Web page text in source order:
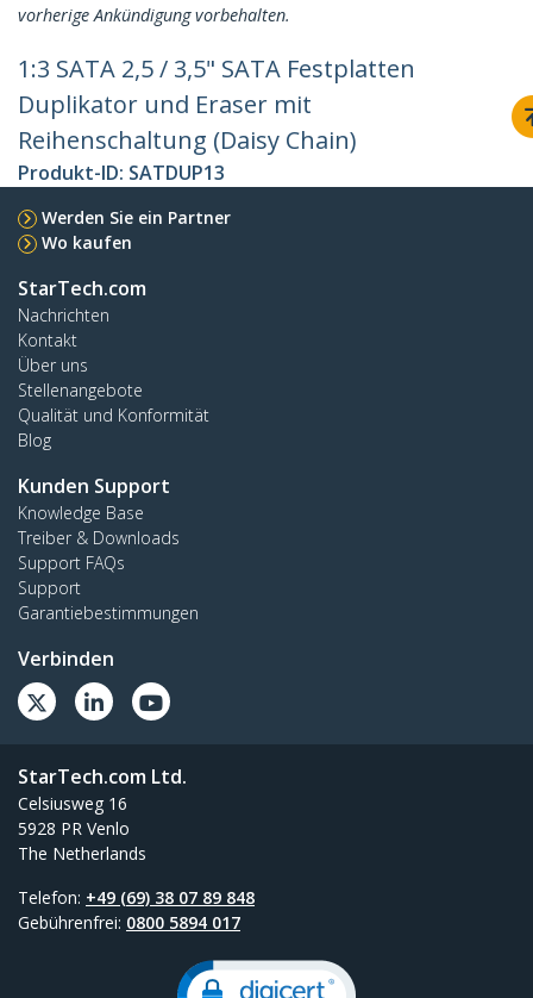
vorherige Ankündigung vorbehalten.
1:3 SATA 2,5 / 3,5" SATA Festplatten
Duplikator und Eraser mit
Reihenschaltung (Daisy Chain)
Produkt-ID: SATDUP13
Werden Sie ein Partner
Wo kaufen
StarTech.com
Nachrichten
Kontakt
Über uns
Stellenangebote
Qualität und Konformität
Blog
Kunden Support
Knowledge Base
Treiber & Downloads
Support FAQs
Support
Garantiebestimmungen
Verbinden
StarTech.com Ltd.
Celsiusweg 16
5928 PR Venlo
The Netherlands
Telefon: +49 (69) 38 07 89 848
Gebührenfrei: 0800 5894 017